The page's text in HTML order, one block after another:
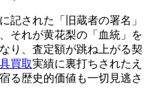
記された「旧蔵者の署名」
それが黄花梨の「血統」を
り、査定額が跳ね上がる契
買取実績に裏打ちされたえ
る歴史的価値も一切見逃さ